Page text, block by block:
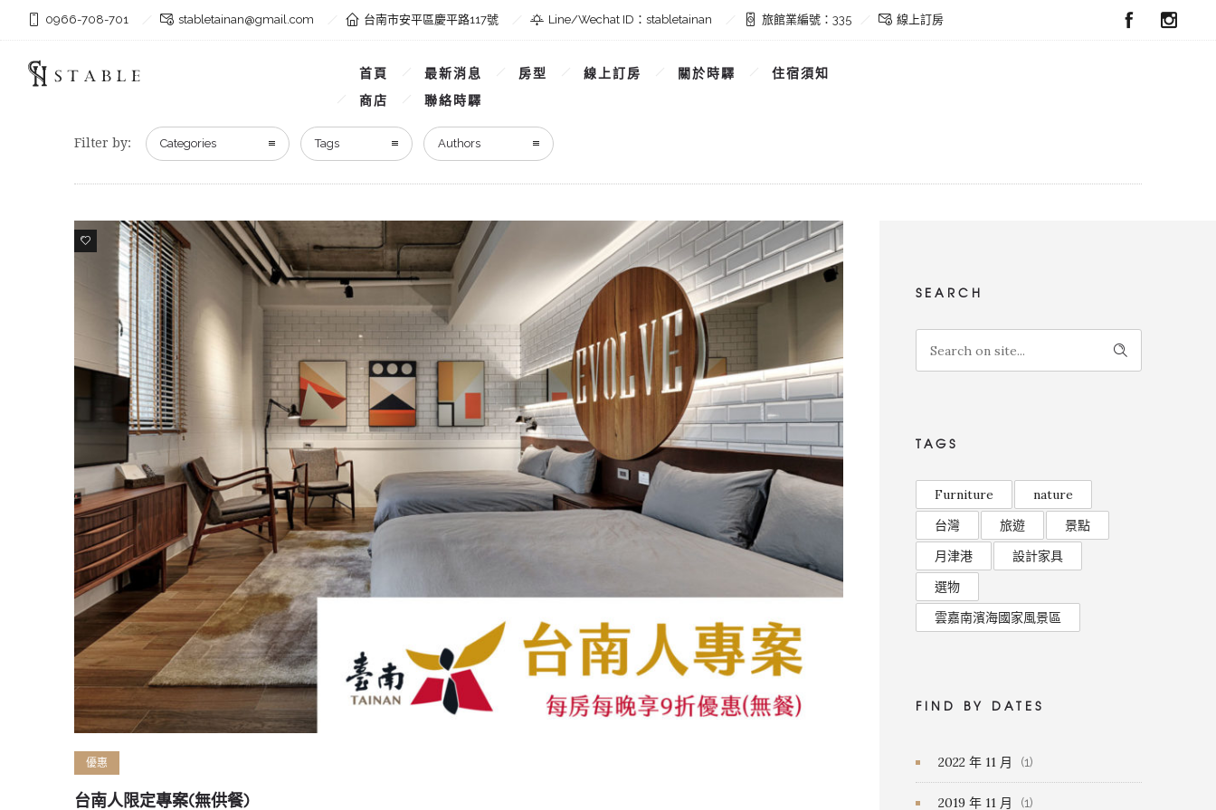
0966-708-701 stabletainan@gmail.com 台南市安平區慶平路117號 Line/Wechat ID：stabletainan 旅館業編號：335 線上訂房
首頁 最新消息 房型 線上訂房 關於時驛
住宿須知
商店
聯絡時驛
Filter by: Categories Tags Authors
16
優惠
台南人限定專案(無供餐)
SEARCH
TAGS
Furniture
nature
台灣
旅遊
景點
月津港
設計家具
選物
雲嘉南濱海國家風景區
FIND BY DATES
2022 年 11 月 (1)
2019 年 11 月 (1)